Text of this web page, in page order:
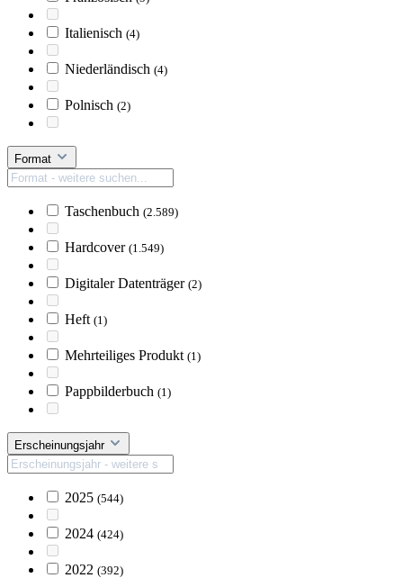
Italienisch (4)
Niederländisch (4)
Polnisch (2)
Format
Taschenbuch (2.589)
Hardcover (1.549)
Digitaler Datenträger (2)
Heft (1)
Mehrteiliges Produkt (1)
Pappbilderbuch (1)
Erscheinungsjahr
2025 (544)
2024 (424)
2022 (392)